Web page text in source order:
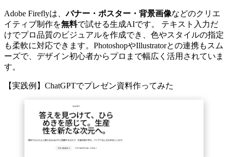
Adobe Fireflyは、バナー・ポスター・背景画像などのクリエ
イティブ制作を無料で試せる生成AIです。 テキスト入力だ
けでプロ品質のビジュアルを作成でき、色やスタイルの指定
も柔軟に対応できます。PhotoshopやIllustratorとの連携もスム
ーズで、デザイン初心者からプロまで幅広く活用されていま
す。
【実践例】ChatGPTでプレゼン資料作ってみた